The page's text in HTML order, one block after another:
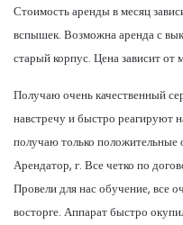
Стоимость аренды в месяц
вспышек. Возможна аренда с
старый корпус. Цена зависит
Получаю очень качественный
навстречу и быстро реагируют
получаю только положительные
Арендатор, г. Все четко по
Провели для нас обучение, все
восторге. Аппарат быстро